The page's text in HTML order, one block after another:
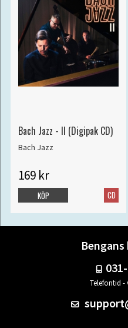
Bach Jazz - II (Digipak CD)
Bach Jazz
169 kr
CD
KÖP
Telefontid -